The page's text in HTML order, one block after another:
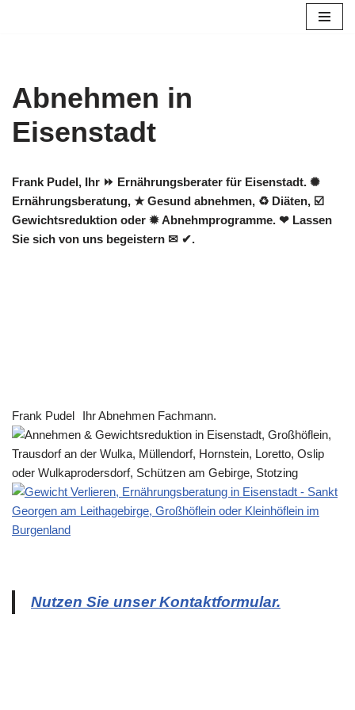
Abnehmen in
Eisenstadt
Frank Pudel, Ihr ⏩ Ernährungsberater für Eisenstadt. ✺
Ernährungsberatung, ★ Gesund abnehmen, ♻ Diäten, ☑️
Gewichtsreduktion oder ✹ Abnehmprogramme. ❤ Lassen
Sie sich von uns begeistern ✉ ✔.
Frank Pudel Ihr Abnehmen Fachmann.
Nutzen Sie unser Kontaktformular.